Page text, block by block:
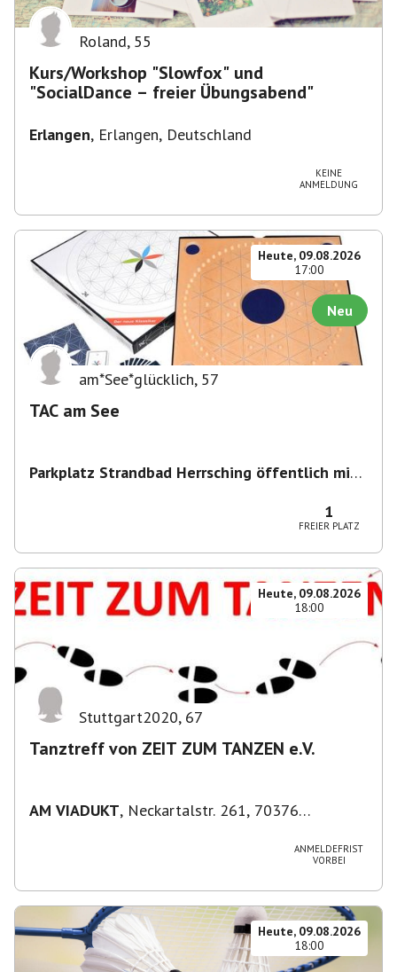
Roland, 55
Kurs/Workshop "Slowfox" und
"SocialDance – freier Übungsabend"
Erlangen, Erlangen, Deutschland
KEINE
ANMELDUNG
Heute, 09.08.2026
17:00
Neu
am*See*glücklich, 57
TAC am See
Parkplatz Strandbad Herrsching öffentlich mit
1
FREIER PLATZ
Heute, 09.08.2026
18:00
Stuttgart2020, 67
Tanztreff von ZEIT ZUM TANZEN e.V.
AM VIADUKT, Neckartalstr. 261, 70376
ANMELDEFRIST
VORBEI
Heute, 09.08.2026
18:00